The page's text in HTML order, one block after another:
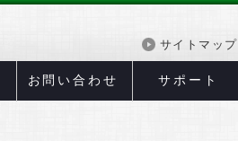
サイトマップ
お問い合わせ サポート